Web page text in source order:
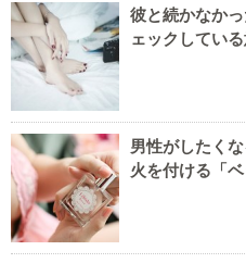
彼と続かなか
ェックしてい
男性がしたく
火を付ける「